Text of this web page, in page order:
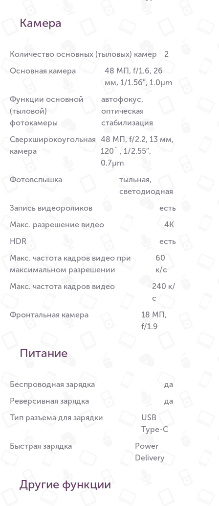
Камера
Количество основных (тыловых) камер
2
Основная камера
48 МП, f/1.6, 26
мм, 1/1.56″, 1.0µm
Функции основной
(тыловой)
фотокамеры
автофокус,
оптическая
стабилизация
Сверхширокоугольная
камера
48 МП, f/2.2, 13 мм,
120˚ , 1/2.55″,
0.7µm
Фотовспышка
тыльная,
светодиодная
Запись видеороликов
есть
Макс. разрешение видео
4K
HDR
есть
Макс. частота кадров видео при
максимальном разрешении
60
к/c
Макс. частота кадров видео
240 к/
с
Фронтальная камера
18 МП,
f/1.9
Питание
Беспроводная зарядка
да
Реверсивная зарядка
да
Тип разъема для зарядки
USB
Type-C
Быстрая зарядка
Power
Delivery
Другие функции